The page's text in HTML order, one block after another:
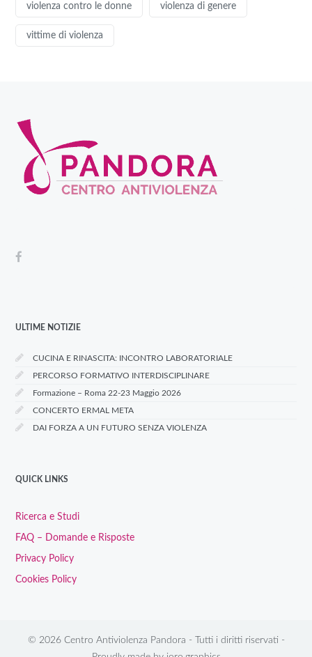
violenza contro le donne violenza di genere
vittime di violenza
ULTIME NOTIZIE
CUCINA E RINASCITA: INCONTRO LABORATORIALE
PERCORSO FORMATIVO INTERDISCIPLINARE
Formazione – Roma 22-23 Maggio 2026
CONCERTO ERMAL META
DAI FORZA A UN FUTURO SENZA VIOLENZA
QUICK LINKS
Ricerca e Studi
FAQ – Domande e Risposte
Privacy Policy
Cookies Policy
© 2026 Centro Antiviolenza Pandora - Tutti i diritti riservati -